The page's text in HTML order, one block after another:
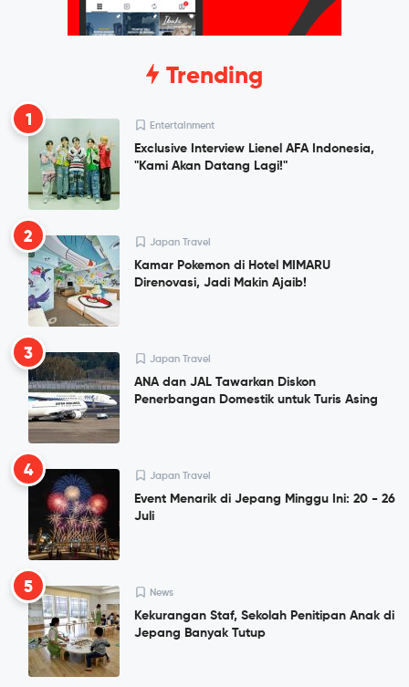
Trending
1 Entertainment
Exclusive Interview Lienel AFA Indonesia,
"Kami Akan Datang Lagi!"
2 Japan Travel
Kamar Pokemon di Hotel MIMARU
Direnovasi, Jadi Makin Ajaib!
3 Japan Travel
ANA dan JAL Tawarkan Diskon
Penerbangan Domestik untuk Turis Asing
4 Japan Travel
Event Menarik di Jepang Minggu Ini: 20 - 26
Juli
5 News
Kekurangan Staf, Sekolah Penitipan Anak di
Jepang Banyak Tutup